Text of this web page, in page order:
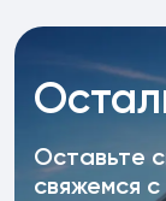
Оставьте
свяжемся